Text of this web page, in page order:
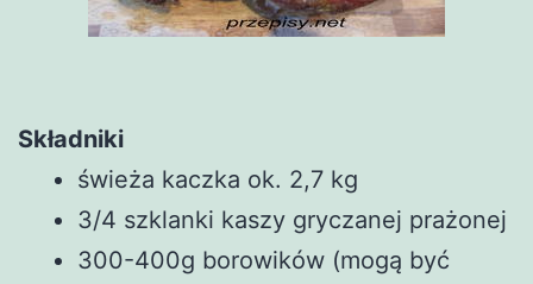
Składniki
świeża kaczka ok. 2,7 kg
3/4 szklanki kaszy gryczanej prażonej
300-400g borowików (mogą być